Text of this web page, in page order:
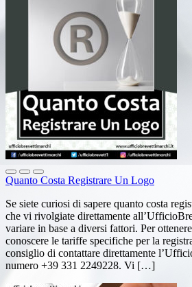
Quanto Costa Registrare Un Logo
Se siete curiosi di sapere quanto costa
che vi rivolgiate direttamente
variare in base a diversi fattori. Per
conoscere le tariffe specifiche per la
consiglio di contattare direttamente
numero +39 331 2249228. Vi […]